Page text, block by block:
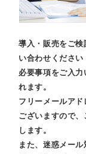
導入・販売をご
い合わせください
必要事項をご入
れます。
フリーメールア
ございますので
します。
また、迷惑メール